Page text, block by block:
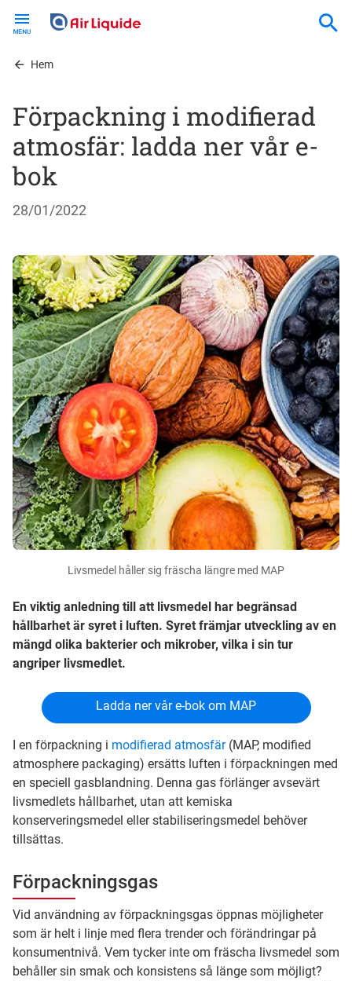
contentHem
Förpackning i modifierad
atmosfär: ladda ner vår e-
bok
28/01/2022
Livsmedel håller sig fräscha längre med MAP
En viktig anledning till att livsmedel har begränsad
hållbarhet är syret i luften. Syret främjar utveckling av en
mängd olika bakterier och mikrober, vilka i sin tur
angriper livsmedlet.
Ladda ner vår e-bok om MAP
I en förpackning i modifierad atmosfär(MAP, modified
atmosphere packaging) ersätts luften i förpackningen med
en speciell gasblandning. Denna gas förlänger avsevärt
livsmedlets hållbarhet, utan att kemiska
konserveringsmedel eller stabiliseringsmedel behöver
tillsättas.
Förpackningsgas
Vid användning av förpackningsgas öppnas möjligheter
som är helt i linje med flera trender och förändringar på
konsumentnivå. Vem tycker inte om fräscha livsmedel som
behåller sin smak och konsistens så länge som möjligt?